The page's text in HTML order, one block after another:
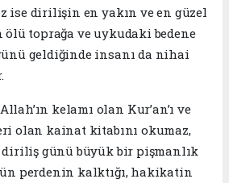
ise dirilişin en yakın ve en güzel
ölü toprağa ve uykudaki bedene
geldiğinde insanı da nihai
kelamı olan Kur’an’ı ve
olan kainat kitabını okumaz,
diriliş günü büyük bir pişmanlık
perdenin kalktığı, hakikatin